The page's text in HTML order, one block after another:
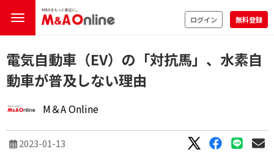
ログイン 無料登録
電気自動車（EV）の「対抗馬」、水素自
動車が普及しない理由
M＆A Online
2023-01-13